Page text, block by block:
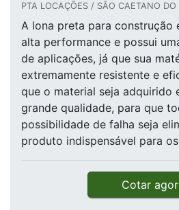
PTA LOCAÇÕES / SÃO CAETANO
A lona preta para construção
alta performance e possui
de aplicações, já que sua
extremamente resistente e
que o material seja adquirido
grande qualidade, para que
possibilidade de falha seja
produto indispensável para os
Cotar